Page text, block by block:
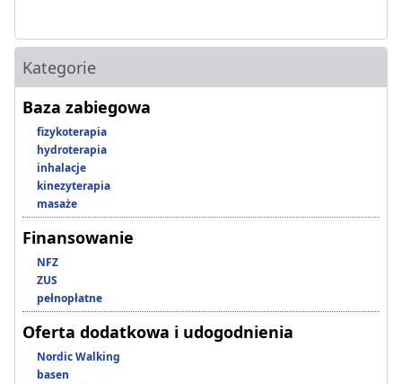
Kategorie
Baza zabiegowa
fizykoterapia
hydroterapia
inhalacje
kinezyterapia
masaże
Finansowanie
NFZ
ZUS
pełnopłatne
Oferta dodatkowa i udogodnienia
Nordic Walking
basen